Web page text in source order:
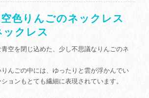
空色りんごのネックレス
ックレス
空を閉じ込めた、少し不思議なりんごのネ
んごの中には、ゆったりと雲が浮かんでい
ョンもとても繊細に表現されています。